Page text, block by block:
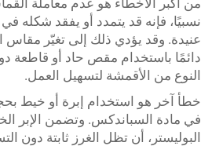
من أكبر الأخطاء هو عدم معاملة
نسبيًا، فإنه قد يتمدد أو يفقد شكله
دائمًا باستخدام مقص حاد أو قاطعة
النوع من الأقمشة لتسهيل العمل.
خطأ آخر هو استخدام إبرة أو خيط
في مادة السباندكس. وتضمن الإبر
البوليستر، أن تظل الغرز ثابتة